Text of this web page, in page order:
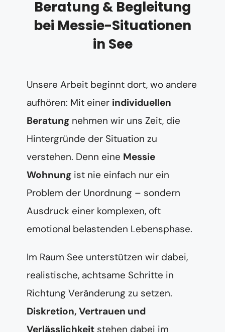
Beratung & Begleitung
bei Messie-Situationen
in See
Unsere Arbeit beginnt dort, wo andere
aufhören: Mit einer individuellen
Beratung nehmen wir uns Zeit, die
Hintergründe der Situation zu
verstehen. Denn eine Messie
Wohnung ist nie einfach nur ein
Problem der Unordnung – sondern
Ausdruck einer komplexen, oft
emotional belastenden Lebensphase.
Im Raum See unterstützen wir dabei,
realistische, achtsame Schritte in
Richtung Veränderung zu setzen.
Diskretion, Vertrauen und
Verlässlichkeit stehen dabei im